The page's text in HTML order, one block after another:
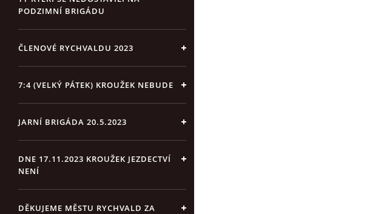
PODZIMNÍ BRIGÁDU
ČLENOVÉ RYCHVALDU 2023
7:4 (VELKÝ PÁTEK) KROUŽEK NEBUDE
JARNÍ BRIGÁDA 20.5.2023
DNE 17.11.2023 KROUŽEK JEZDECTVÍ
NENÍ
DĚKUJEME MĚSTU RYCHVALD ZA